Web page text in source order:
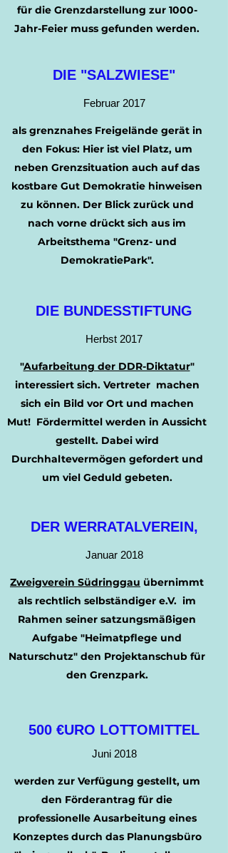
für die Grenzdarstellung zur 1000-
Jahr-Feier muss gefunden werden.
DIE "SALZWIESE"
Februar 2017
als grenznahes Freigelände gerät in
den Fokus: Hier ist viel Platz, um
neben Grenzsituation auch auf das
kostbare Gut Demokratie hinweisen
zu können. Der Blick zurück und
nach vorne drückt sich aus im
Arbeitsthema "Grenz- und
DemokratiePark".
DIE BUNDESSTIFTUNG
Herbst 2017
"Aufarbeitung der DDR-Diktatur"
interessiert sich. Vertreter machen
sich ein Bild vor Ort und machen
Mut! Fördermittel werden in Aussicht
gestellt. Dabei wird
Durchhaltevermögen gefordert und
um viel Geduld gebeten.
DER WERRATALVEREIN,
Januar 2018
Zweigverein Südringgau übernimmt
als rechtlich selbständiger e.V. im
Rahmen seiner satzungsmäßigen
Aufgabe "Heimatpflege und
Naturschutz" den Projektanschub für
den Grenzpark.
500 €URO LOTTOMITTEL
Juni 2018
werden zur Verfügung gestellt, um
den Förderantrag für die
professionelle Ausarbeitung eines
Konzeptes durch das Planungsbüro